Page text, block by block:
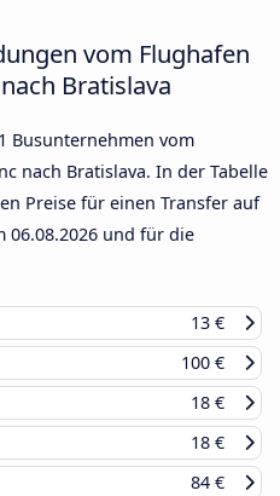
vom Flughafen
Bratislava
Busunternehmen vom
nach Bratislava. In der Tabelle
Preise für einen Transfer auf
06.08.2026 und für die
13 €
100 €
18 €
18 €
84 €